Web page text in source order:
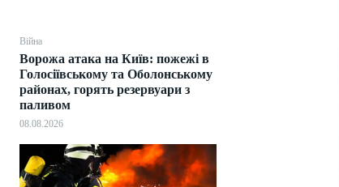
Війна
Ворожа атака на Київ: пожежі в
Голосіївському та Оболонському
районах, горять резервуари з
паливом
08.08.2026